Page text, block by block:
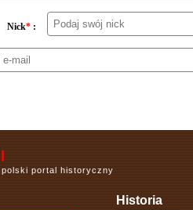
Nick* :
portal historyczny
Historia